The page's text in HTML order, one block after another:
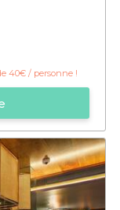
40€ / personne !